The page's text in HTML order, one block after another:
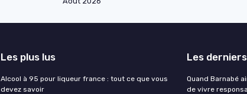
Les plus lus
Alcool à 95 pour liqueur france : tout ce que vous
devez savoir
Les
Quand Barnabé
de vivre